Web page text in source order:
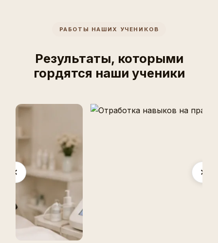
РАБОТЫ НАШИХ УЧЕНИКОВ
Результаты, которыми
гордятся наши ученики